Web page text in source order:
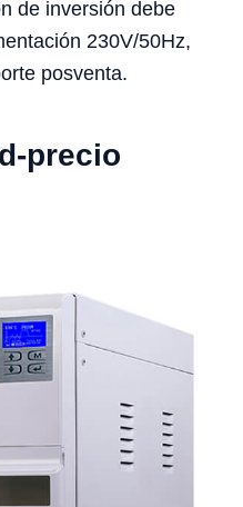
de inversión debe
230V/50Hz,
posventa.
precio